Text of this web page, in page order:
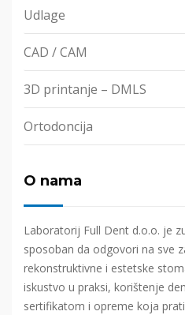
Udlage
CAD / CAM
3D printanje – DMLS
Ortodoncija
O nama
Laboratorij Full Dent d.o.o. je
sposoban da odgovori na sve
rekonstruktivne i estetske
iskustvo u praksi, korištenje
sertifikatom i opreme koja